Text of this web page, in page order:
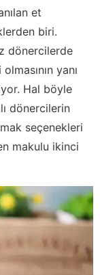
et
biri.
dönercilerde
yanı
Hal böyle
dönercilerin
seçenekleri
makulu ikinci